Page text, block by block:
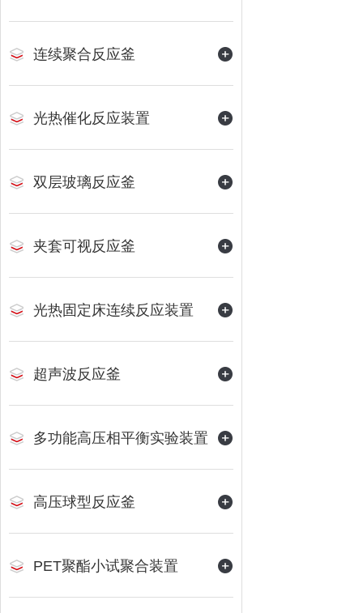
连续聚合反应釜
光热催化反应装置
双层玻璃反应釜
夹套可视反应釜
光热固定床连续反应装置
超声波反应釜
多功能高压相平衡实验装置
高压球型反应釜
PET聚酯小试聚合装置